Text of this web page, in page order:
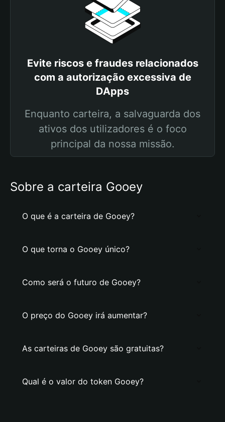
Evite riscos e fraudes relacionados
com a autorização excessiva de
DApps
Enquanto carteira, a salvaguarda dos
ativos dos utilizadores é o foco
principal da nossa missão.
Sobre a carteira Gooey
O que é a carteira de Gooey?
O que torna o Gooey único?
Como será o futuro de Gooey?
O preço do Gooey irá aumentar?
As carteiras de Gooey são gratuitas?
Qual é o valor do token Gooey?